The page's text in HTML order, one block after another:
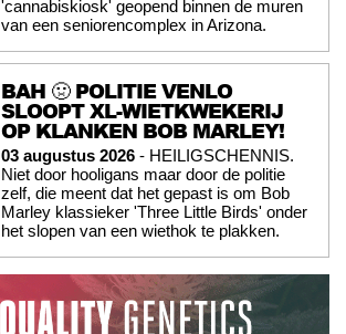
'cannabiskiosk' geopend binnen de muren
van een seniorencomplex in Arizona.
BAH 🤢 POLITIE VENLO
SLOOPT XL-WIETKWEKERIJ
OP KLANKEN BOB MARLEY!
03 augustus 2026 - HEILIGSCHENNIS.
Niet door hooligans maar door de politie
zelf, die meent dat het gepast is om Bob
Marley klassieker 'Three Little Birds' onder
het slopen van een wiethok te plakken.